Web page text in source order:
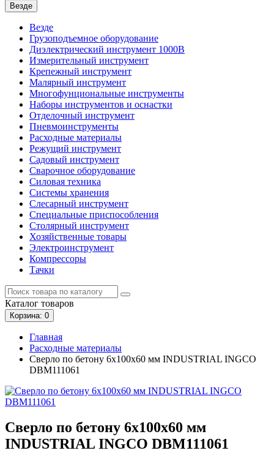
Везде
Везде
Грузоподъемное оборудование
Диэлектрический инструмент 1000В
Измерительный инструмент
Крепежный инструмент
Малярный инструмент
Многофунциональные инструменты
Наборы инструментов и оснастки
Отделочный инструмент
Пневмоинструменты
Расходные материалы
Режущий инструмент
Садовый инструмент
Сварочное оборудование
Силовая техника
Системы хранения
Слесарный инструмент
Специальные приспособления
Столярный инструмент
Хозяйственные товары
Электроинструмент
Компрессоры
Тачки
Каталог товаров
Корзина: 0
Главная
Расходные материалы
Сверло по бетону 6x100x60 мм INDUSTRIAL INGCO
DBM111061
Сверло по бетону 6x100x60 мм
INDUSTRIAL INGCO DBM111061